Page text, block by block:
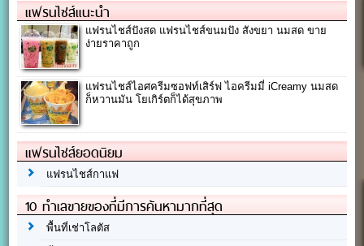
แฟรนไชส์แนะนำ
แฟรนไชส์ปังสด แฟรนไชส์ขนมปัง สังขยา นมสด ขาย
ง่ายราคาถูก
แฟรนไชส์ไอศครีมซอฟท์เสิร์ฟ ไอครีมมี่ iCreamy นมสด
ก็หวานมัน โยเกิร์ตก็ได้สุขภาพ
แฟรนไชส์ยอดนิยม
แฟรนไชส์กาแฟ
10 ทำเลขายของที่มีการค้นหามากที่สุด
พื้นที่เช่าโลตัส